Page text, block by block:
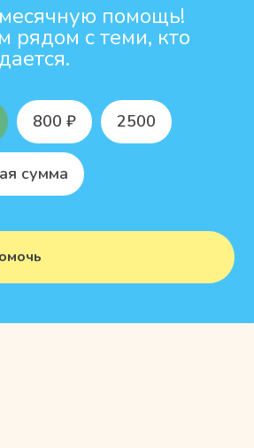
помощь!
рядом с теми, кто
800 ₽ 2500
сумма